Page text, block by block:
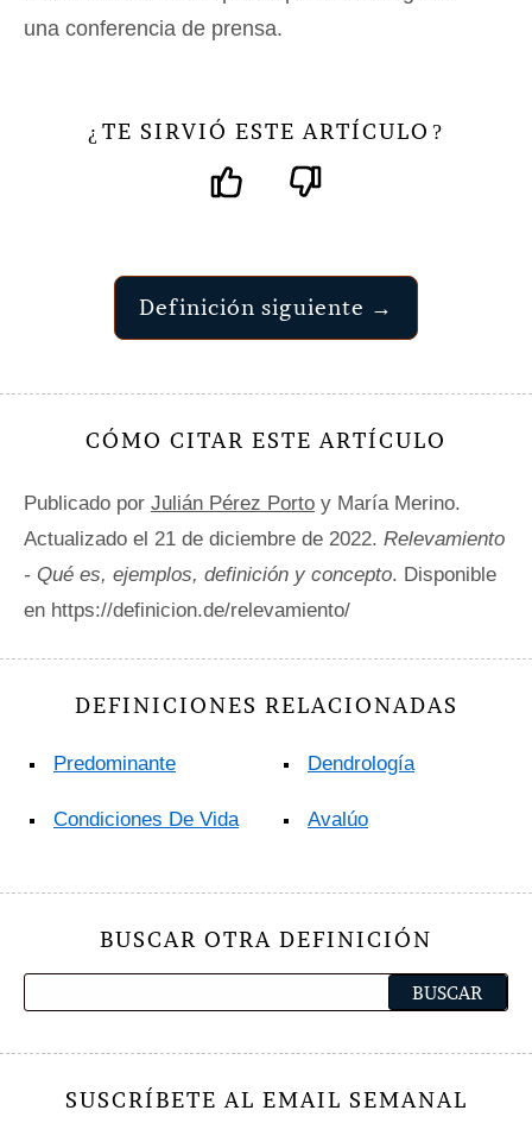
una conferencia de prensa.
¿ TE SIRVIÓ ESTE ARTÍCULO ?
Definición siguiente →
CÓMO CITAR ESTE ARTÍCULO
Publicado por Julián Pérez Porto y María Merino.
Actualizado el 21 de diciembre de 2022. Relevamiento
- Qué es, ejemplos, definición y concepto. Disponible
en https://definicion.de/relevamiento/
DEFINICIONES RELACIONADAS
Predominante
Condiciones De Vida
Dendrología
Avalúo
BUSCAR OTRA DEFINICIÓN
SUSCRÍBETE AL EMAIL SEMANAL